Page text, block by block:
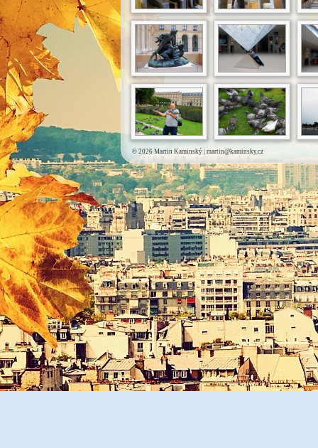
© 2026 Martin Kaminský | martin@kaminsky.cz